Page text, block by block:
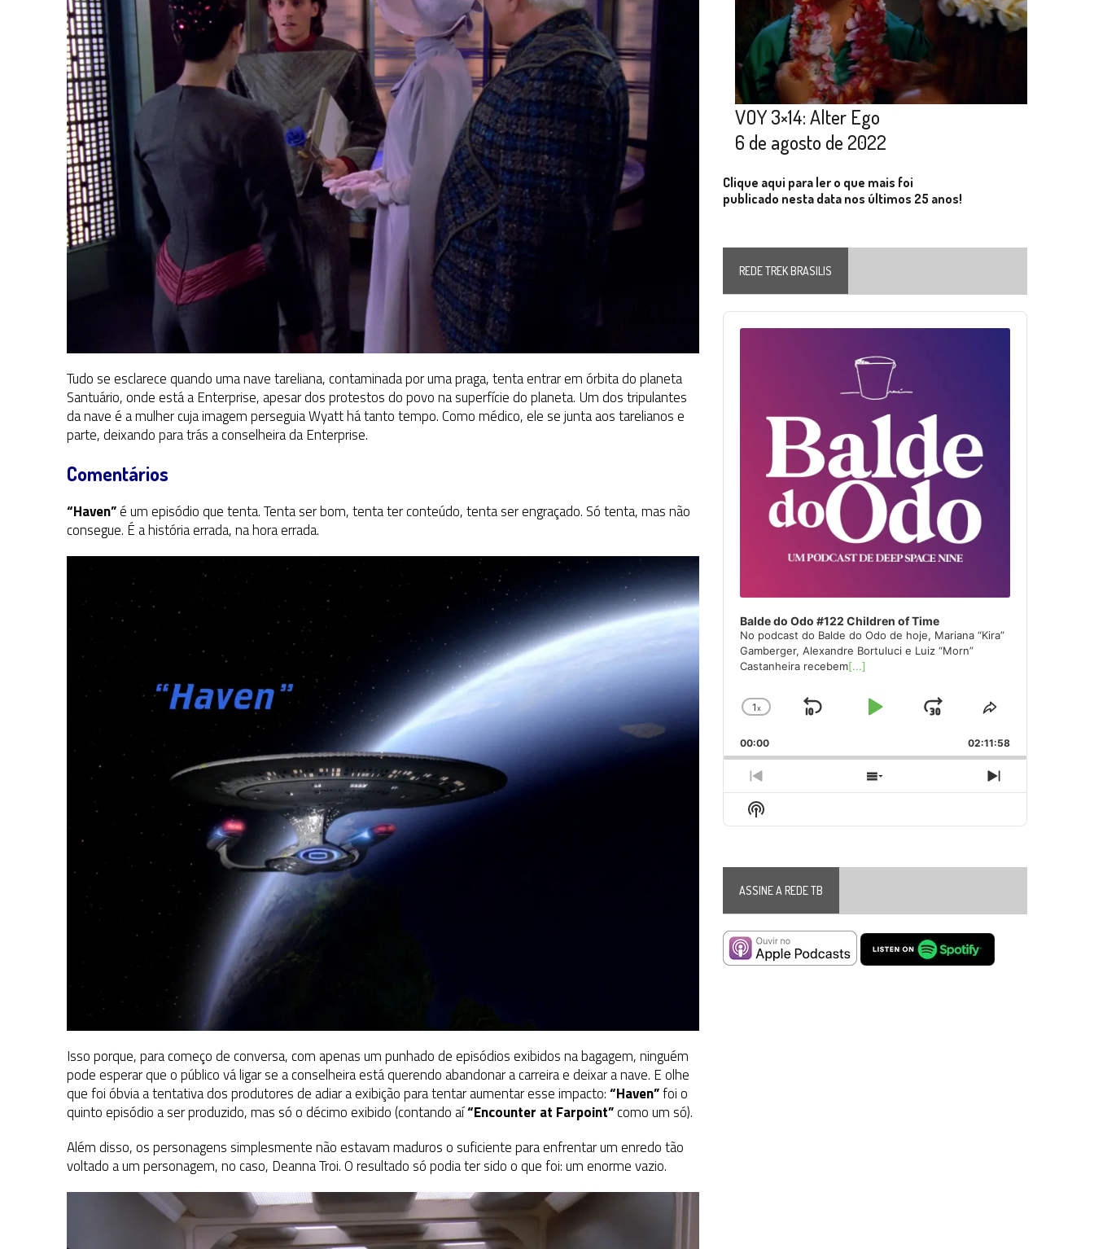
Tudo se esclarece quando uma nave tareliana, contaminada por uma praga, tenta entrar em órbita do planeta
Santuário, onde está a Enterprise, apesar dos protestos do povo na superfície do planeta. Um dos tripulantes
da nave é a mulher cuja imagem perseguia Wyatt há tanto tempo. Como médico, ele se junta aos tarelianos e
parte, deixando para trás a conselheira da Enterprise.
Comentários
“Haven”é um episódio que tenta. Tenta ser bom, tenta ter conteúdo, tenta ser engraçado. Só tenta, mas não
consegue. É a história errada, na hora errada.
Isso porque, para começo de conversa, com apenas um punhado de episódios exibidos na bagagem, ninguém
pode esperar que o público vá ligar se a conselheira está querendo abandonar a carreira e deixar a nave. E olhe
que foi óbvia a tentativa dos produtores de adiar a exibição para tentar aumentar esse impacto:“Haven”foi o
quinto episódio a ser produzido, mas só o décimo exibido (contando aí“Encounter at Farpoint”como um só).
Além disso, os personagens simplesmente não estavam maduros o suficiente para enfrentar um enredo tão
voltado a um personagem, no caso, Deanna Troi. O resultado só podia ter sido o que foi: um enorme vazio.
VOY 3×14: Alter Ego
6 de agosto de 2022
Clique aqui para ler o que mais foi
publicado nesta data nos últimos 25 anos!
REDE TREK BRASILIS
Audio
Player
Balde do Odo #122 Children of Time
No podcast do Balde do Odo de hoje, Mariana “Kira”
Gamberger, Alexandre Bortuluci e Luiz “Morn”
Castanheira recebem[...]
Change
Rate
1x
Skip
Play
Jump
Forward
Share
Episode
00:00 02:11:58
Previous
Episode
Show
Episodes
Next
Episode
Show
Podcast
ASSINE A REDE TB